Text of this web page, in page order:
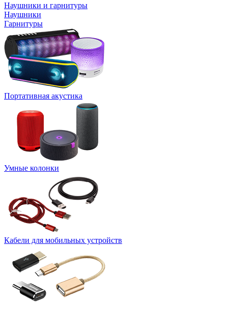
Наушники и гарнитуры
Наушники
Гарнитуры
Портативная акустика
Умные колонки
Кабели для мобильных устройств